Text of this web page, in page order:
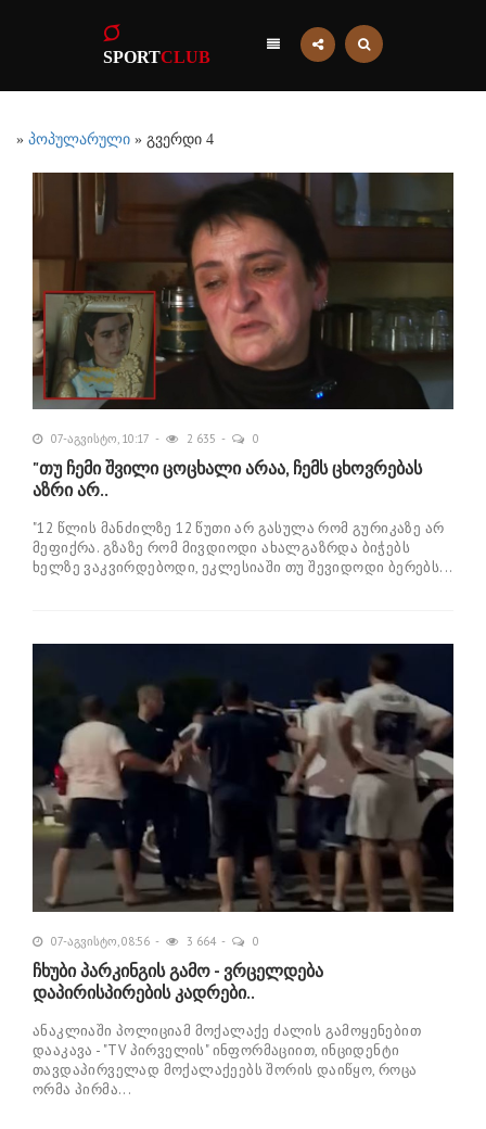
SPORTCLUB
» პოპულარული » გვერდი 4
07-აგვისტო, 10:17 2 635 0
"თუ ჩემი შვილი ცოცხალი არაა, ჩემს ცხოვრებას
აზრი არ..
"12 წლის მანძილზე 12 წუთი არ გასულა რომ გურიკაზე არ
მეფიქრა. გზაზე რომ მივდიოდი ახალგაზრდა ბიჭებს
ხელზე ვაკვირდებოდი, ეკლესიაში თუ შევიდოდი ბერებს...
07-აგვისტო, 08:56 3 664 0
ჩხუბი პარკინგის გამო - ვრცელდება
დაპირისპირების კადრები..
ანაკლიაში პოლიციამ მოქალაქე ძალის გამოყენებით
დააკავა - "TV პირველის" ინფორმაციით, ინციდენტი
თავდაპირველად მოქალაქეებს შორის დაიწყო, როცა
ორმა პირმა...